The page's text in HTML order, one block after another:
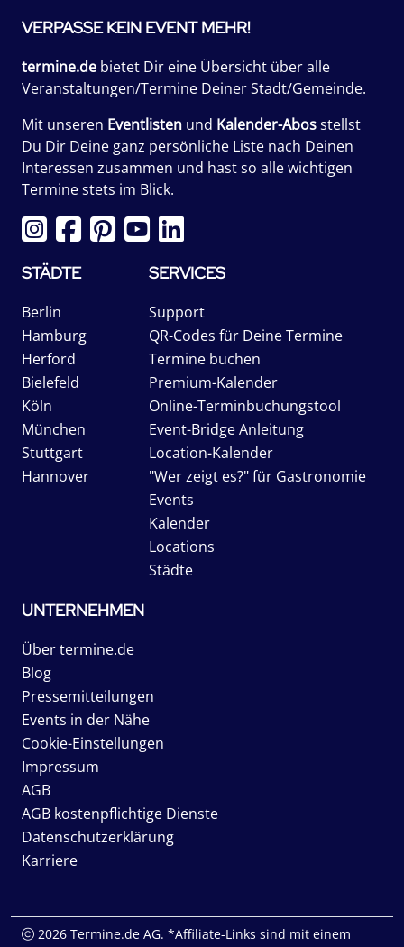
VERPASSE KEIN EVENT MEHR!
termine.de bietet Dir eine Übersicht über alle
Veranstaltungen/Termine Deiner Stadt/Gemeinde.
Mit unseren Eventlisten und Kalender-Abosstellst
Du Dir Deine ganz persönliche Liste nach Deinen
Interessen zusammen und hast so alle wichtigen
Termine stets im Blick.
STÄDTE
Berlin
Hamburg
Herford
Bielefeld
Köln
München
Stuttgart
Hannover
SERVICES
Support
QR-Codes für Deine Termine
Termine buchen
Premium-Kalender
Online-Terminbuchungstool
Event-Bridge Anleitung
Location-Kalender
"Wer zeigt es?" für Gastronomie
Events
Kalender
Locations
Städte
UNTERNEHMEN
Über termine.de
Blog
Pressemitteilungen
Events in der Nähe
Cookie-Einstellungen
Impressum
AGB
AGB kostenpflichtige Dienste
Datenschutzerklärung
Karriere
2026 Termine.de AG. *Affiliate-Links sind mit einem